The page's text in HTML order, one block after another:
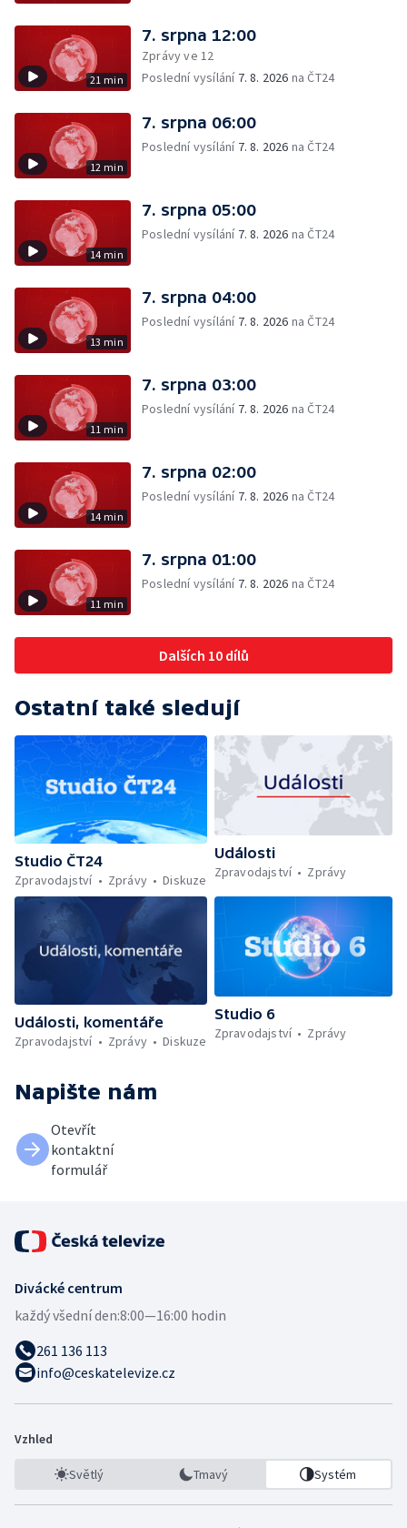
21 min
7. srpna 12:00
Zprávy ve 12
Poslední vysílání 7. 8. 2026 na ČT24
12 min
7. srpna 06:00
Poslední vysílání 7. 8. 2026 na ČT24
14 min
7. srpna 05:00
Poslední vysílání 7. 8. 2026 na ČT24
13 min
7. srpna 04:00
Poslední vysílání 7. 8. 2026 na ČT24
11 min
7. srpna 03:00
Poslední vysílání 7. 8. 2026 na ČT24
14 min
7. srpna 02:00
Poslední vysílání 7. 8. 2026 na ČT24
11 min
7. srpna 01:00
Poslední vysílání 7. 8. 2026 na ČT24
Dalších 10 dílů
Ostatní také sledují
Studio ČT24
Zpravodajství
Zprávy Diskuze
Události
Zpravodajství
Zprávy
Události, komentáře
Zpravodajství
Zprávy Diskuze
Studio 6
Zpravodajství
Zprávy
Napište nám
Otevřít
kontaktní
formulář
Divácké centrum
každý všední den:8:00—16:00 hodin
261 136 113
info@ceskatelevize.cz
Vzhled
Světlý Tmavý Systém